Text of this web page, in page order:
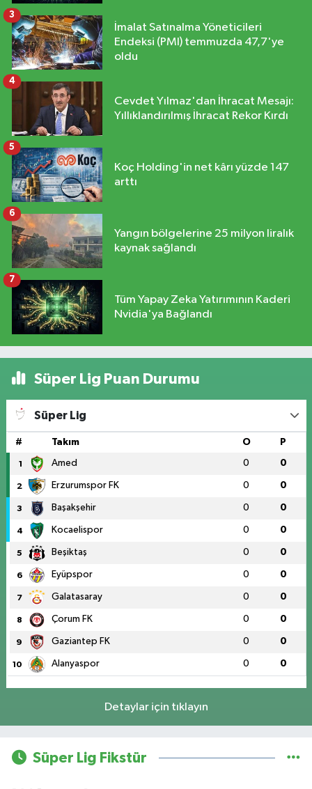
İmalat Satınalma Yöneticileri
Endeksi (PMI) temmuzda 47,7'ye
oldu
3
Cevdet Yılmaz'dan İhracat Mesajı:
Yıllıklandırılmış İhracat Rekor Kırdı
4
Koç Holding'in net kârı yüzde 147
arttı
5
Yangın bölgelerine 25 milyon liralık
kaynak sağlandı
6
Tüm Yapay Zeka Yatırımının Kaderi
Nvidia'ya Bağlandı
7
Süper Lig Puan Durumu
Süper Lig
# Takım O P
1 Amed 0 0
2 Erzurumspor FK 0 0
3 Başakşehir 0 0
4 Kocaelispor 0 0
5 Beşiktaş 0 0
6 Eyüpspor 0 0
7 Galatasaray 0 0
8 Çorum FK 0 0
9 Gaziantep FK 0 0
10 Alanyaspor 0 0
Detaylar için tıklayın
Süper Lig Fikstür